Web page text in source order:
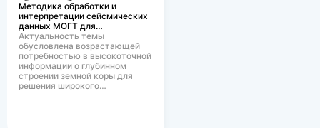
Методика обработки и
интерпретации сейсмических
данных МОГТ для…
Актуальность темы
обусловлена возрастающей
потребностью в высокоточной
информации о глубинном
строении земной коры для
решения широкого…